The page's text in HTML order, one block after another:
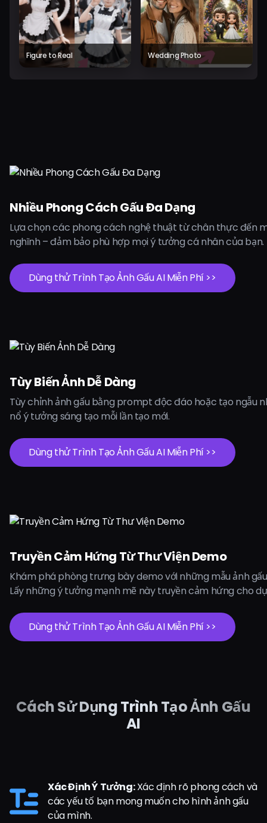
Figure to Real Wedding Photo
Nhiều Phong Cách Gấu Đa Dạng
Lựa chọn các phong cách nghệ thuật từ chân thực đến
nghĩnh – đảm bảo phù hợp mọi ý tưởng cá nhân của bạn.
Dùng thử Trình Tạo Ảnh Gấu AI Miễn Phí >>
Tùy Biến Ảnh Dễ Dàng
Tùy chỉnh ảnh gấu bằng prompt độc đáo hoặc tạo ngẫu
nổ ý tưởng sáng tạo mỗi lần tạo mới.
Dùng thử Trình Tạo Ảnh Gấu AI Miễn Phí >>
Truyền Cảm Hứng Từ Thư Viện Demo
Khám phá phòng trưng bày demo với những mẫu ảnh
Lấy những ý tưởng mạnh mẽ này truyền cảm hứng cho
Dùng thử Trình Tạo Ảnh Gấu AI Miễn Phí >>
Cách Sử Dụng Trình Tạo Ảnh Gấu
AI
Xác Định Ý Tưởng:Xác định rõ phong cách và
các yếu tố bạn mong muốn cho hình ảnh gấu
của mình.